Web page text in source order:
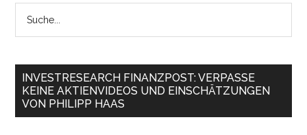
INVESTRESEARCH FINANZPOST: VERPASSE
KEINE AKTIENVIDEOS UND EINSCHÄTZUNGEN
VON PHILIPP HAAS